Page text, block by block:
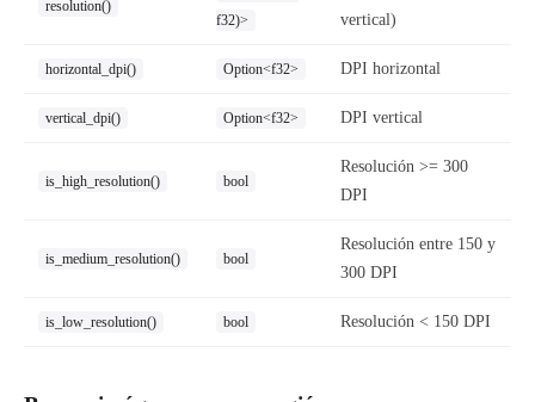
resolution()
f32)>
vertical)
horizontal_dpi() Option<f32> DPI horizontal
vertical_dpi() Option<f32> DPI vertical
is_high_resolution() bool
Resolución >= 300
DPI
is_medium_resolution() bool
Resolución entre 150 y
300 DPI
is_low_resolution() bool Resolución < 150 DPI